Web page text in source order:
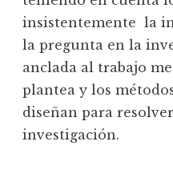
insistentemente la
la pregunta en la
anclada al trabajo
plantea y los
diseñan para
investigación.